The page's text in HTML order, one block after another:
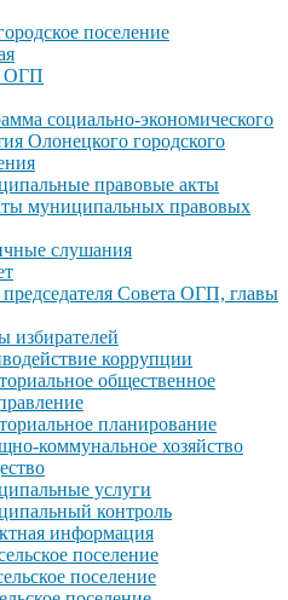
поселение
ОГП
социально-экономического
Олонецкого городского
правовые акты
муниципальных правовых
слушания
Совета ОГП, главы
избирателей
коррупции
общественное
планирование
коммунальное хозяйство
услуги
контроль
информация
поселение
поселение